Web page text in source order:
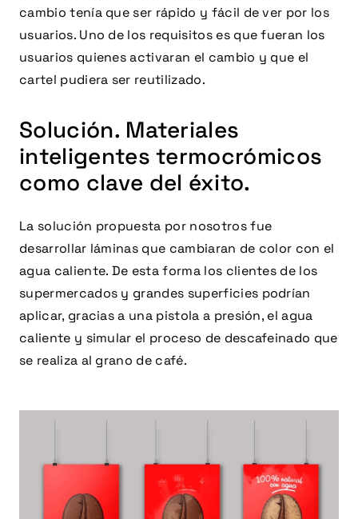
cambio tenía que ser rápido y fácil de ver por los
usuarios. Uno de los requisitos es que fueran los
usuarios quienes activaran el cambio y que el
cartel pudiera ser reutilizado.
Solución. Materiales
inteligentes termocrómicos
como clave del éxito.
La solución propuesta por nosotros fue
desarrollar láminas que cambiaran de color con el
agua caliente. De esta forma los clientes de los
supermercados y grandes superficies podrían
aplicar, gracias a una pistola a presión, el agua
caliente y simular el proceso de descafeinado que
se realiza al grano de café.